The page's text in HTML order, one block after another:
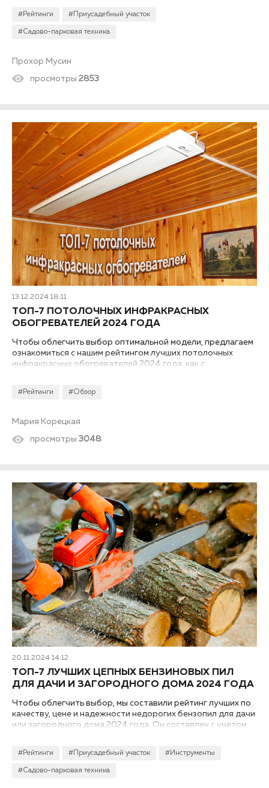
#Рейтинги #Приусадебный участок
#Садово-парковая техника
Прохор Мусин
просмотры 2853
13.12.2024 18:11
#Рейтинги #Обзор
ТОП-7 ПОТОЛОЧНЫХ ИНФРАКРАСНЫХ
ОБОГРЕВАТЕЛЕЙ 2024 ГОДА
Чтобы облегчить выбор оптимальной модели, предлагаем
ознакомиться с нашим рейтингом лучших потолочных
инфракрасных обогревателей 2024 года, как с
Мария Корецкая
просмотры 3048
20.11.2024 14:12
#Рейтинги #Приусадебный участок #Инструменты
#Садово-парковая техника
ТОП-7 ЛУЧШИХ ЦЕПНЫХ БЕНЗИНОВЫХ ПИЛ
ДЛЯ ДАЧИ И ЗАГОРОДНОГО ДОМА 2024 ГОДА
Чтобы облегчить выбор, мы составили рейтинг лучших по
качеству, цене и надежности недорогих бензопил для дачи
или загородного дома 2024 года. Он составлен с учетом